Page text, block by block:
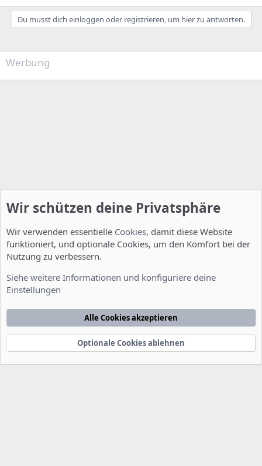
Du musst dich einloggen oder registrieren, um hier zu antworten.
Werbung
Nutzungsbedingungen Datenschutzerklärung
Startseite
e
Community platform by XenForo® © 2010-2022 XenForo Ltd.
xenDach©2010-2014
Wir schützen deine Privatsphäre
Wir verwenden essentielle Cookies, damit diese Website
funktioniert, und optionale Cookies, um den Komfort bei der
Nutzung zu verbessern.
Siehe weitere Informationen und konfiguriere deine
Einstellungen
Alle Cookies akzeptieren
Optionale Cookies ablehnen